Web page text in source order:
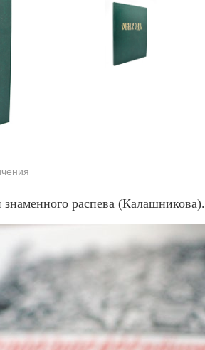
распева (Калашникова).